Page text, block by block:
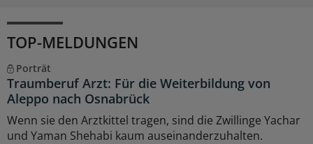
TOP-MELDUNGEN
Porträt
Traumberuf Arzt: Für die Weiterbildung von
Aleppo nach Osnabrück
Wenn sie den Arztkittel tragen, sind die Zwillinge Yachar
und Yaman Shehabi kaum auseinanderzuhalten.